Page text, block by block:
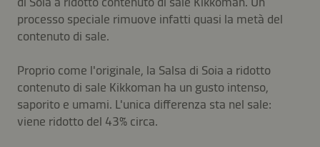
processo speciale rimuove infatti quasi la metà del
contenuto di sale.
Proprio come l'originale, la Salsa di Soia a ridotto
contenuto di sale Kikkoman ha un gusto intenso,
saporito e umami. L'unica differenza sta nel sale:
viene ridotto del 43% circa.